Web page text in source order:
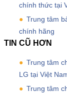
chính thức tại
Trung tâm
chính hãng
TIN CŨ HƠN
Trung tâm
LG tại Việt
Trung tâm